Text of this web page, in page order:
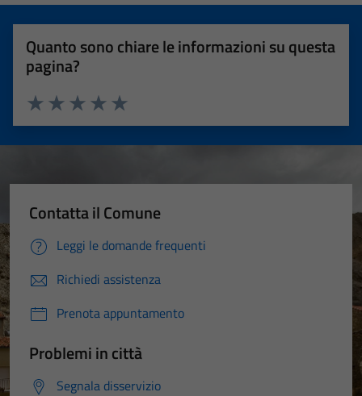
Quanto sono chiare le informazioni su questa
pagina?
Valuta 5 stelle su 5
Valuta 4 stelle su 5
Valuta 3 stelle su 5
Valuta 2 stelle su 5
Valuta 1 stelle su 5
Contatta il Comune
Leggi le domande frequenti
Richiedi assistenza
Prenota appuntamento
Problemi in città
Segnala disservizio